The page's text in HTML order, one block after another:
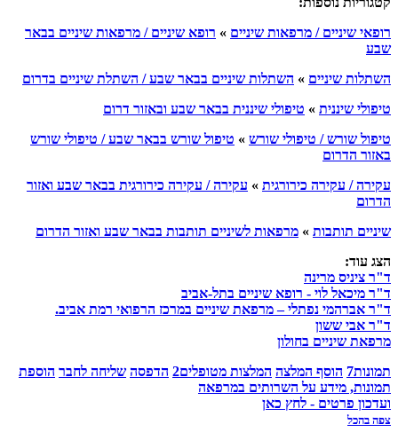
רופאי שיניים / מרפאות שיניים » רופא שיניים / מרפאות שיניים בבאר
שבע
השתלות שיניים » השתלות שיניים בבאר שבע / השתלת שיניים בדרום
טיפולי שיננית » טיפולי שיננית בבאר שבע ובאזור דרום
טיפול שורש / טיפולי שורש » טיפול שורש בבאר שבע / טיפולי שורש
באזור הדרום
עקירה / עקירה כירורגית » עקירה / עקירה כירורגית בבאר שבע ואזור
הדרום
שיניים תותבות » מרפאות לשיניים תותבות בבאר שבע ואזור הדרום
הצג עוד:
ד"ר ציניס מרינה
ד"ר מיכאל לוי - רופא שיניים בתל-אביב
ד"ר אברהמי נפתלי – מרפאת שיניים במרכז הרפואי רמת אביב.
ד"ר אבי ששון
מרפאת שיניים בחולון
תמונות7 הוסף המלצה המלצות מטופלים2 הדפסה שליחה לחבר הוספת
תמונות, מידע על השרותים במרפאה
ועדכון פרטים - לחץ כאן
צפה בהכל